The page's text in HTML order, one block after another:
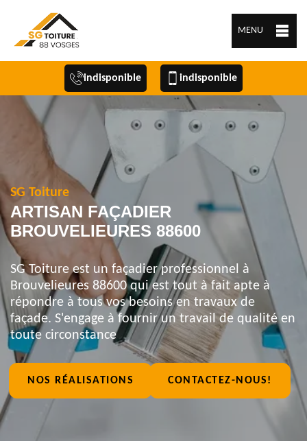
MENU
indisponible indisponible
SG Toiture
ARTISAN FAÇADIER
BROUVELIEURES 88600
SG Toiture est un façadier professionnel à
Brouvelieures 88600 qui est tout à fait apte à
répondre à tous vos besoins en travaux de
façade. S'engage à fournir un travail de qualité en
toute circonstance
NOS RÉALISATIONS CONTACTEZ-NOUS!